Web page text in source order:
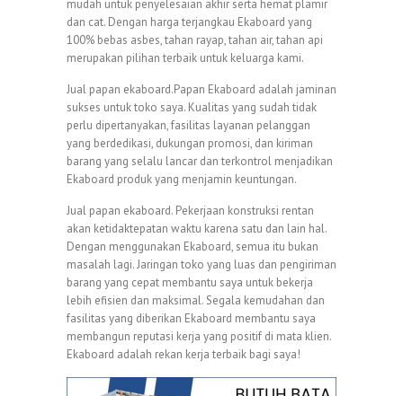
mudah untuk penyelesaian akhir serta hemat plamir
dan cat. Dengan harga terjangkau Ekaboard yang
100% bebas asbes, tahan rayap, tahan air, tahan api
merupakan pilihan terbaik untuk keluarga kami.
Jual papan ekaboard.Papan Ekaboard adalah jaminan
sukses untuk toko saya. Kualitas yang sudah tidak
perlu dipertanyakan, fasilitas layanan pelanggan
yang berdedikasi, dukungan promosi, dan kiriman
barang yang selalu lancar dan terkontrol menjadikan
Ekaboard produk yang menjamin keuntungan.
Jual papan ekaboard. Pekerjaan konstruksi rentan
akan ketidaktepatan waktu karena satu dan lain hal.
Dengan menggunakan Ekaboard, semua itu bukan
masalah lagi. Jaringan toko yang luas dan pengiriman
barang yang cepat membantu saya untuk bekerja
lebih efisien dan maksimal. Segala kemudahan dan
fasilitas yang diberikan Ekaboard membantu saya
membangun reputasi kerja yang positif di mata klien.
Ekaboard adalah rekan kerja terbaik bagi saya!